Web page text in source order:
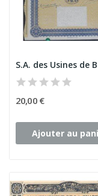
20,00 €
Ajouter au